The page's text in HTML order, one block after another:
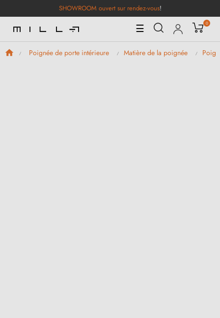
SHOWROOM ouvert sur rendez-vous!
Basculer
la
navigation
☰ 0
Poignée de porte intérieure Matière de la poignée